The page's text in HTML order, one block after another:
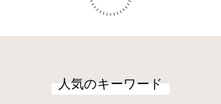
人気のキーワード